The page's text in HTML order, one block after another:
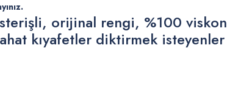
orijinal rengi, %100
kıyafetler diktirmek